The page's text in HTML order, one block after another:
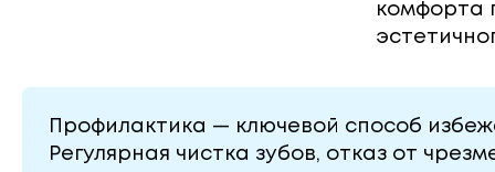
комфорта
Профилактика — ключевой способ
Регулярная чистка зубов, отказ от